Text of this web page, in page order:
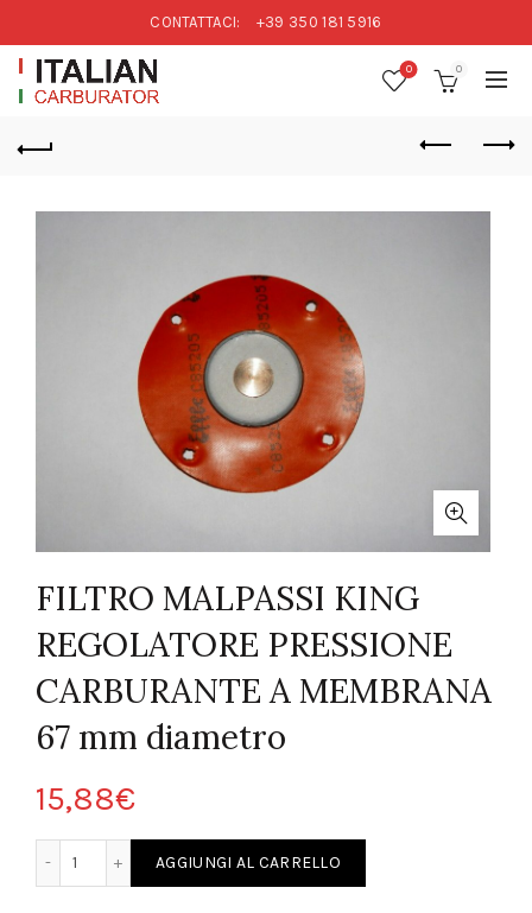
CONTATTACI: +39 350 181 5916
0 0
FILTRO MALPASSI KING
REGOLATORE PRESSIONE
CARBURANTE A MEMBRANA
67 mm diametro
15,88€
AGGIUNGI AL CARRELLO